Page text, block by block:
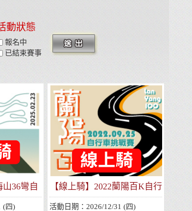
動狀態
報名中
已結束賽事
山36彎自
(四)
【線上騎】2022蘭陽百K自行
車挑戰賽
活動日期： 2026/12/31 (四)